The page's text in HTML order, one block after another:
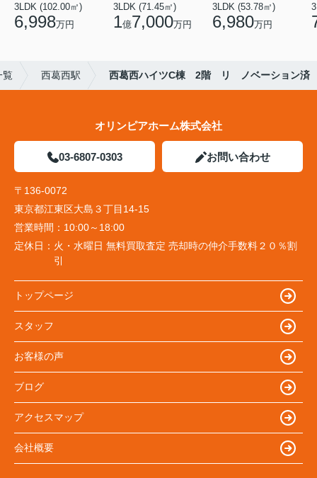
3LDK (102.00㎡)
6,998万円
3LDK (71.45㎡)
1億7,000万円
3LDK (53.78㎡)
6,980万円
覧 西葛西駅 西葛西ハイツC棟 2階 リ ノベーション済
オリンピアホーム株式会社
03-6807-0303 お問い合わせ
〒136-0072
東京都江東区大島３丁目14-15
営業時間： 10:00～18:00
定休日： 火・水曜日 無料買取査定 売却時の仲介手数料２０％割
引
トップページ
スタッフ
お客様の声
ブログ
アクセスマップ
会社概要